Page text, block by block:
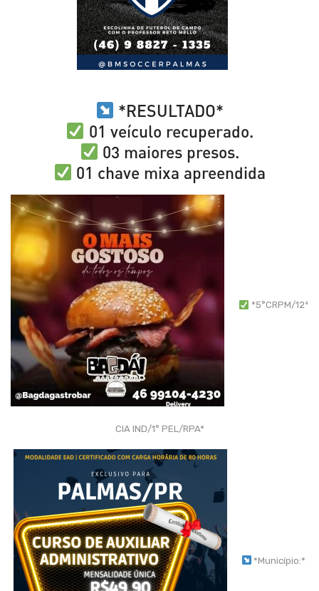
*RESULTADO*
01 veículo recuperado.
03 maiores presos.
01 chave mixa apreendida
*5°CRPM/12ª
CIA IND/1° PEL/RPA*
*Município:*